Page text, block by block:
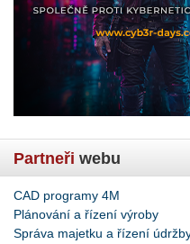
Partneři webu
CAD programy 4M
Plánování a řízení výroby
Správa majetku a řízení